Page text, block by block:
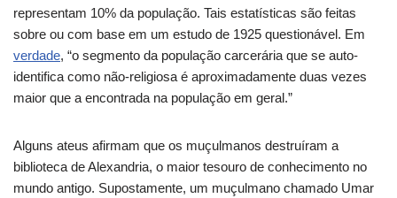
representam 10% da população. Tais estatísticas são feitas
sobre ou com base em um estudo de 1925 questionável. Em
verdade, “o segmento da população carcerária que se auto-
identifica como não-religiosa é aproximadamente duas vezes
maior que a encontrada na população em geral.”
Alguns ateus afirmam que os muçulmanos destruíram a
biblioteca de Alexandria, o maior tesouro de conhecimento no
mundo antigo. Supostamente, um muçulmano chamado Umar